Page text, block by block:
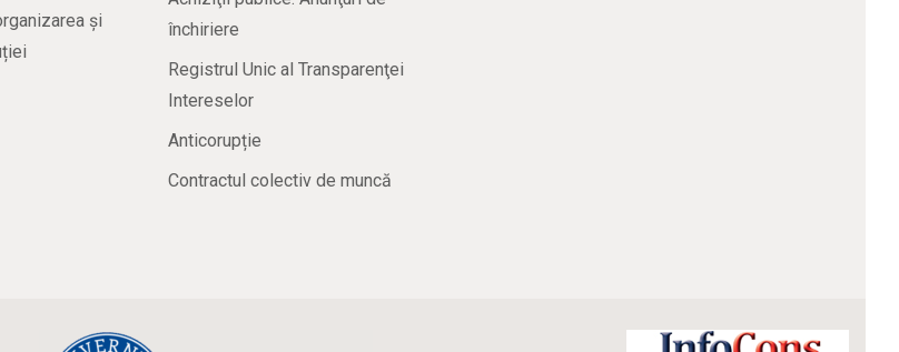
și
închiriere
Registrul Unic al Transparenţei
Intereselor
Anticorupție
Contractul colectiv de muncă